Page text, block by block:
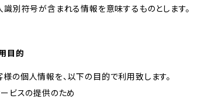
人識別符号が含まれる情報を意味するものとします。
目的
様の個人情報を、以下の目的で利用致します。
ービスの提供のため